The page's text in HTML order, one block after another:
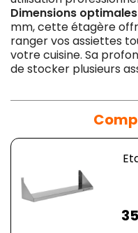
Dimensions optimales
mm, cette étagère
ranger vos assiettes
votre cuisine. Sa
de stocker plusieurs
Sans dosseret:
ce qui facilite son
permet un nettoyage
Polyvalence: Grâce à
design épuré, cette
styles de cuisine,
ou industriels.
Durabilité: Fabriquée
supérieure, cette
de vie et une